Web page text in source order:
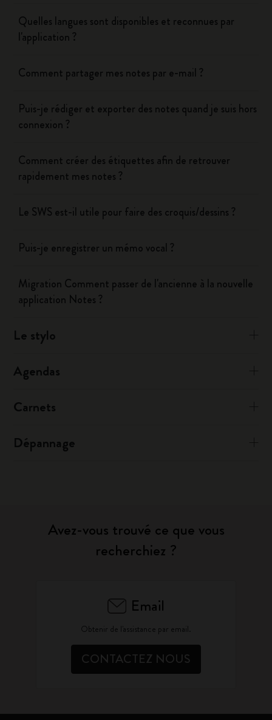
Quelles langues sont disponibles et reconnues par
l'application ?
Comment partager mes notes par e-mail ?
Puis-je rédiger et exporter des notes quand je suis hors
connexion ?
Comment créer des étiquettes afin de retrouver
rapidement mes notes ?
Le SWS est-il utile pour faire des croquis/dessins ?
Puis-je enregistrer un mémo vocal ?
Migration Comment passer de l'ancienne à la nouvelle
application Notes ?
Le stylo
Agendas
Carnets
Dépannage
Avez-vous trouvé ce que vous
recherchiez ?
Email
Obtenir de l'assistance par email.
CONTACTEZ NOUS